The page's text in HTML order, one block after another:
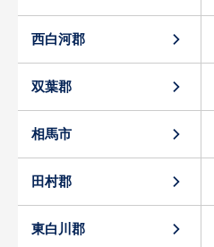
西白河郡
双葉郡
相馬市
田村郡
東白川郡